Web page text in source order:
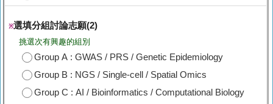
※選填分組討論志願(2)
挑選次有興趣的組別
Group A : GWAS / PRS / Genetic Epidemiology
Group B : NGS / Single-cell / Spatial Omics
Group C : AI / Bioinformatics / Computational Biology